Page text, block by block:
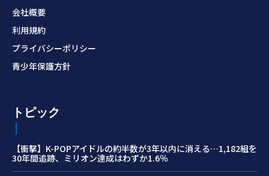
会社概要
利用規約
プライバシーポリシー
青少年保護方針
トピック
【衝撃】K-POPアイドルの約半数が3年以内に消える…1,182組を
30年間追跡、ミリオン達成はわずか1.6％